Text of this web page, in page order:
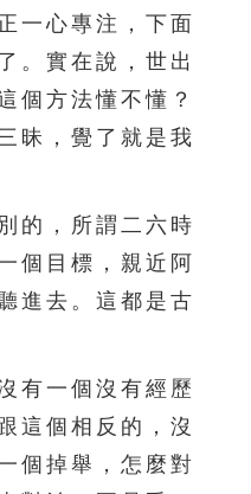
308 309 310
318 319 320
323 324 325
333 334 335
338 339 340
一心專注，下面
。實在說，世出
個方法懂不懂？
昧，覺了就是我
的，所謂二六時
個目標，親近阿
進去。這都是古
有一個沒有經歷
這個相反的，沒
個掉舉，怎麼對